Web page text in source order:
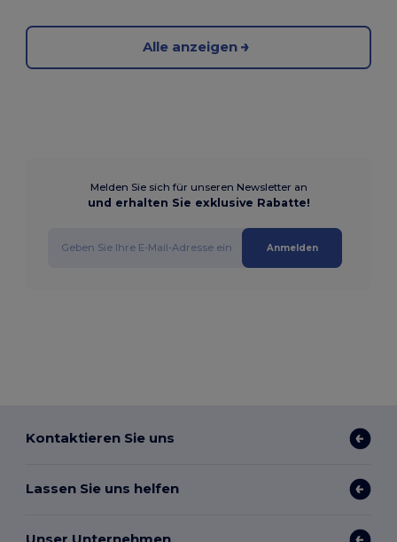
Alle anzeigen
Melden Sie sich für unseren Newsletter an
und erhalten Sie exklusive Rabatte!
Anmelden
Kontaktieren Sie uns
Lassen Sie uns helfen